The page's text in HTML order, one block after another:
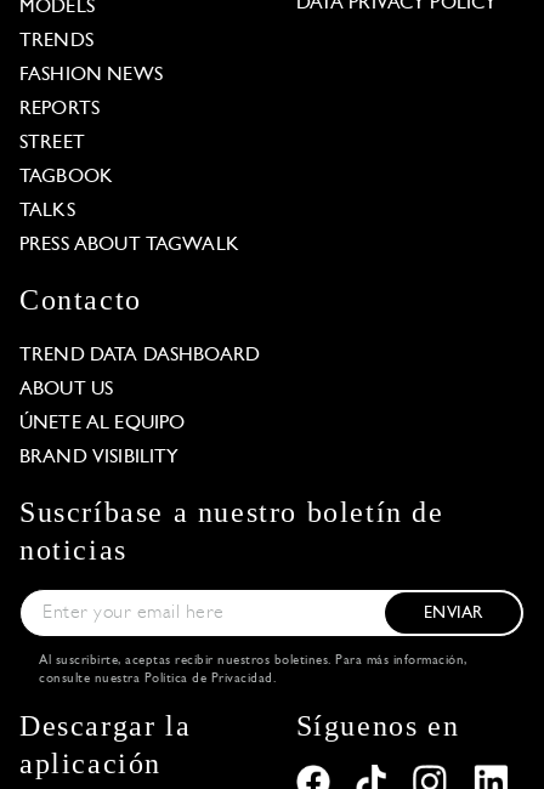
MODELS
TRENDS
FASHION NEWS
REPORTS
STREET
TAGBOOK
TALKS
PRESS ABOUT TAGWALK
Contacto
TREND DATA DASHBOARD
ABOUT US
ÚNETE AL EQUIPO
BRAND VISIBILITY
Suscríbase a nuestro boletín de
noticias
ENVIAR
Al suscribirte, aceptas recibir nuestros boletines. Para más información,
consulte nuestra Política de Privacidad .
Descargar la
aplicación
Síguenos en